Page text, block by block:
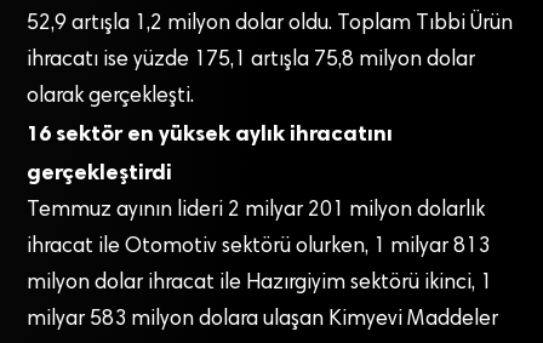
52,9 artışla 1,2 milyon dolar oldu. Toplam Tıbbi Ürün
ihracatı ise yüzde 175,1 artışla 75,8 milyon dolar
olarak gerçekleşti.
16 sektör en yüksek aylık ihracatını
gerçekleştirdi
Temmuz ayının lideri 2 milyar 201 milyon dolarlık
ihracat ile Otomotiv sektörü olurken, 1 milyar 813
milyon dolar ihracat ile Hazırgiyim sektörü ikinci, 1
milyar 583 milyon dolara ulaşan Kimyevi Maddeler